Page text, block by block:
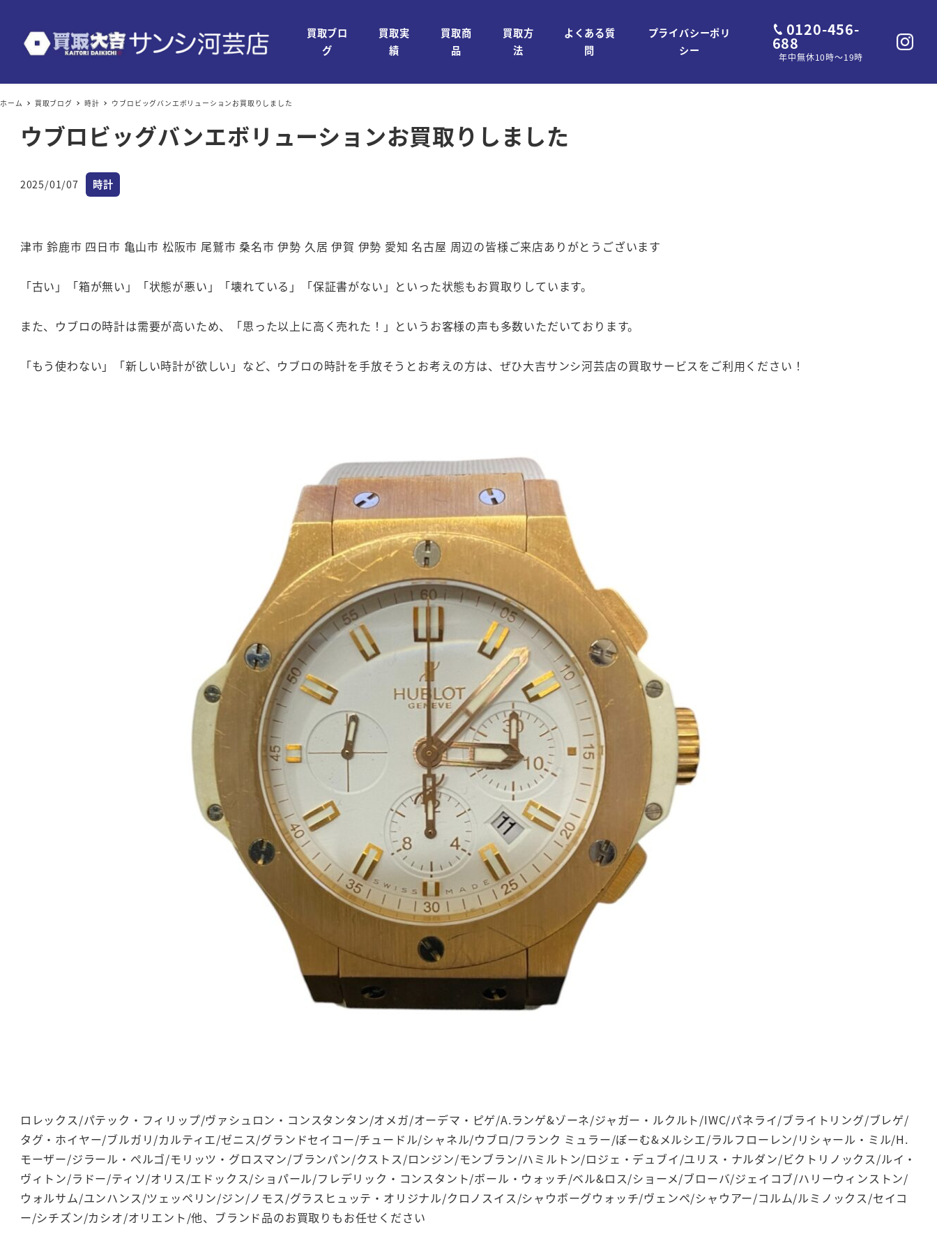
買取ブロ
グ
買取実
績
買取商
品
買取方
法
よくある質
問
プライバシーポリ
シー
0120-456-
688
年中無休10時～19時
ホーム 買取ブログ 時計 ウブロビッグバンエボリューションお買取りしました
ウブロビッグバンエボリューションお買取りしました
投稿日
2025/01/07 カテゴリー
時計
津市 鈴鹿市 四日市 亀山市 松阪市 尾鷲市 桑名市 伊勢 久居 伊賀 伊勢 愛知 名古屋 周辺の皆様ご来店ありがとうございます
「古い」「箱が無い」「状態が悪い」「壊れている」「保証書がない」といった状態もお買取りしています。
また、ウブロの時計は需要が高いため、「思った以上に高く売れた！」というお客様の声も多数いただいております。
「もう使わない」「新しい時計が欲しい」など、ウブロの時計を手放そうとお考えの方は、ぜひ大吉サンシ河芸店の買取サービスをご利用ください！
ロレックス/パテック・フィリップ/ヴァシュロン・コンスタンタン/オメガ/オーデマ・ピゲ/A.ランゲ&ゾーネ/ジャガー・ルクルト/IWC/パネライ/ブライトリング/ブレゲ/
タグ・ホイヤー/ブルガリ/カルティエ/ゼニス/グランドセイコー/チュードル/シャネル/ウブロ/フランク ミュラー/ぼーむ&メルシエ/ラルフローレン/リシャール・ミル/H.
モーザー/ジラール・ぺルゴ/モリッツ・グロスマン/ブランパン/クストス/ロンジン/モンブラン/ハミルトン/ロジェ・デュブイ/ユリス・ナルダン/ビクトリノックス/ルイ・
ヴィトン/ラドー/ティソ/オリス/エドックス/ショパール/フレデリック・コンスタント/ボール・ウォッチ/ベル&ロス/ショーメ/ブローバ/ジェイコブ/ハリーウィンストン/
ウォルサム/ユンハンス/ツェッペリン/ジン/ノモス/グラスヒュッテ・オリジナル/クロノスイス/シャウボーグウォッチ/ヴェンペ/シャウアー/コルム/ルミノックス/セイコ
ー/シチズン/カシオ/オリエント/他、ブランド品のお買取りもお任せください